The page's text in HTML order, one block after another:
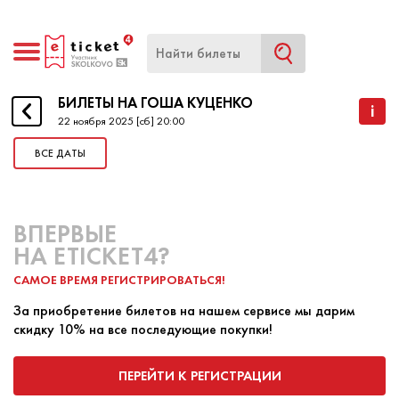
БИЛЕТЫ НА ГОША КУЦЕНКО
НАЧАЛО
Авторский проект с элементами театрального
перфоманса, поэзии и музыки от заслуженного
артиста России. Программа наполнена душевными
текстами, акустической музыкой, Standup-
номерами и вдохновленной талантом артиста
атмосферой. Гоша Куценко широко известен по
фильмам: «Ёлки», «Любовь-морковь»,
«Антикиллер», «Дневной дозор», «Ночной дозор»,
ПРОДАЖА БИЛЕТА
БИЛЕТЫ НА ГОША КУЦЕНКО
22 ноября 2025 [сб] 20:00 i
ВСЕ ДАТЫ
ВПЕРВЫЕ
НА ETICKET4?
САМОЕ ВРЕМЯ РЕГИСТРИРОВАТЬСЯ!
За приобретение билетов на нашем сервисе мы дарим
скидку 10% на все последующие покупки!
ПЕРЕЙТИ К РЕГИСТРАЦИИ